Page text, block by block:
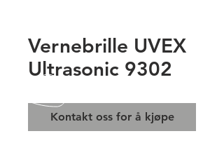
Vernebrille UVEX
Ultrasonic 9302
Kontakt oss for å kjøpe